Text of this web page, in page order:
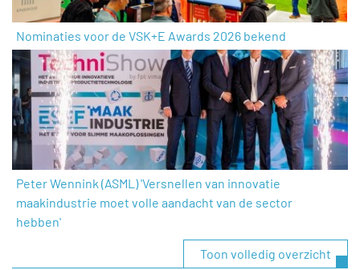
Nominaties voor de VSK+E Awards 2026 bekend
Peter Wennink (ASML) 'Versnellen van innovatie
maakindustrie moet volle aandacht van de sector
hebben'
Toon volledig overzicht